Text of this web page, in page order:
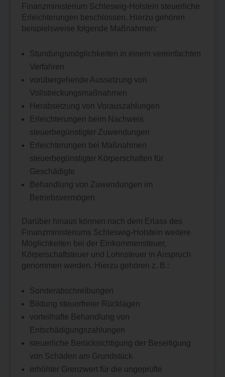
Finanzministerium Schleswig-Holstein steuerliche
Erleichterungen beschlossen. Hierzu gehören
beispielsweise folgende Maßnahmen:
Stundungsmöglichkeiten in einem vereinfachten
Verfahren
vorübergehende Aussetzung von
Vollstreckungsmaßnahmen
Herabsetzung von Vorauszahlungen
Erleichterungen beim Nachweis
steuerbegünstigter Zuwendungen
Erleichterungen bei Maßnahmen
steuerbegünstigter Körperschaften für
Geschädigte
Behandlung von Zuwendungen im
Betriebsvermögen
Darüber hinaus können nach dem Erlass des
Finanzministeriums Schleswig-Holstein weitere
Möglichkeiten bei der Einkommensteuer,
Körperschaftsteuer und Lohnsteuer in Anspruch
genommen werden. Hierzu gehören z. B.:
Sonderabschreibungen
Bildung steuerfreier Rücklagen
vorteilhafte Behandlung von
Entschädigungszahlungen
steuerliche Berücksichtigung der Beseitigung
von Schäden am Grundstück
erhöhter Grenzwert für die ungeprüfte